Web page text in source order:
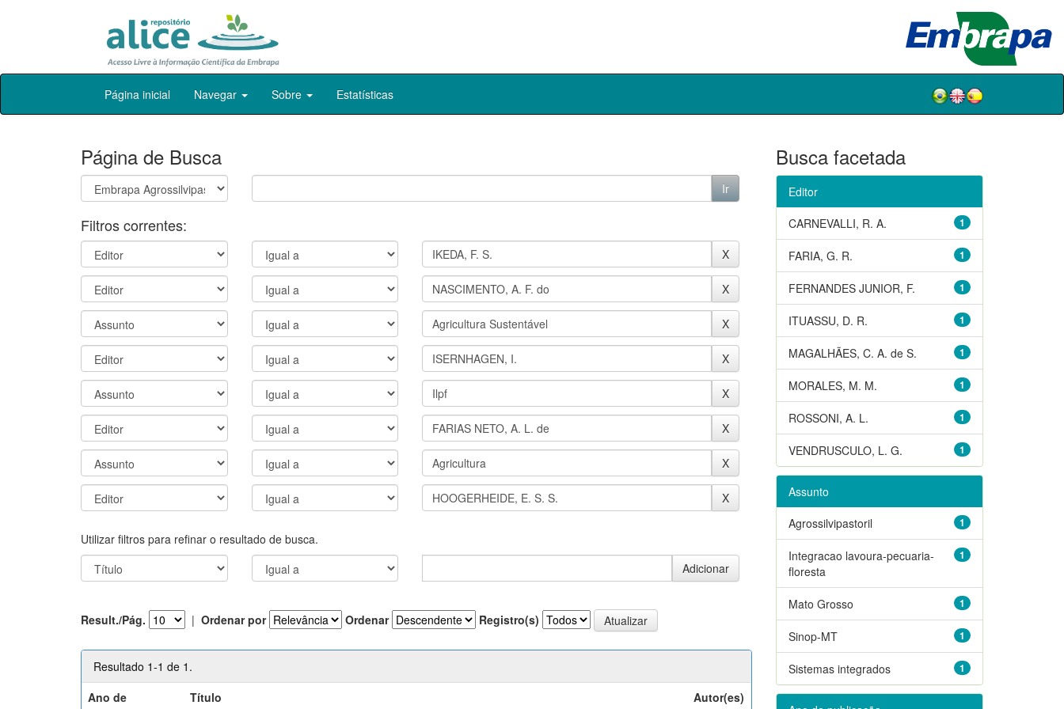
Skip
Página inicial Navegar Sobre Estatísticas
Página de Busca
Filtros correntes:
Utilizar filtros para refinar o resultado de busca.
Result./Pág. | Ordenar por Ordenar Registro(s)
Resultado 1-1 de 1.
Ano de
Título Autor(es)
Busca facetada
Editor
1
CARNEVALLI, R. A.
1
FARIA, G. R.
1
FERNANDES JUNIOR, F.
1
ITUASSU, D. R.
1
MAGALHÃES, C. A. de S.
1
MORALES, M. M.
1
ROSSONI, A. L.
1
VENDRUSCULO, L. G.
Assunto
1
Agrossilvipastoril
1
Integracao lavoura-pecuaria-
floresta
1
Mato Grosso
1
Sinop-MT
1
Sistemas integrados